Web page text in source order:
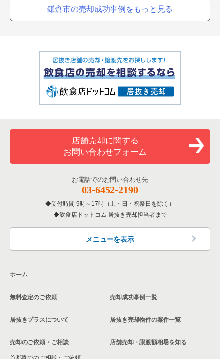
鎌倉市の売却成功事例をもっと見る
店舗売却に関する
お問い合わせフォーム
お電話でのお問い合わせ先
03-6452-2190
受付時間 9時～17時（土・日・祝祭日を除く）
飲食店ドットコム 居抜き売却担当者まで
メニューを表示
ホーム
無料査定のご依頼
居抜きプラスについて
売却のご依頼・ご相談
首都圏でのご相談・ご依頼
売却成功事例一覧
居抜き売却物件の案件一覧
店舗売却・譲渡額相場を知る